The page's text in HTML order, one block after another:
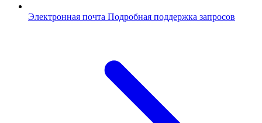
Электронная почта Подробная поддержка запросов